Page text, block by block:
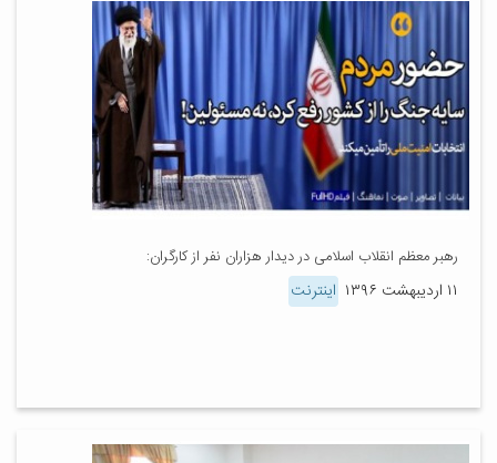
رهبر معظم انقلاب اسلامی در دیدار هزاران نفر از کارگران:
۱۱ اردیبهشت ۱۳۹۶ اینترنت